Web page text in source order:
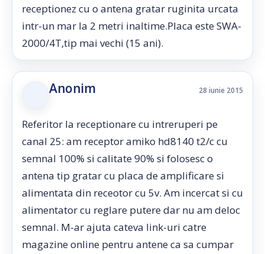
receptionez cu o antena gratar ruginita urcata
intr-un mar la 2 metri inaltime.Placa este SWA-
2000/4T,tip mai vechi (15 ani).
Anonim 28 iunie 2015
Referitor la receptionare cu intreruperi pe
canal 25: am receptor amiko hd8140 t2/c cu
semnal 100% si calitate 90% si folosesc o
antena tip gratar cu placa de amplificare si
alimentata din receotor cu 5v. Am incercat si cu
alimentator cu reglare putere dar nu am deloc
semnal. M-ar ajuta cateva link-uri catre
magazine online pentru antene ca sa cumpar